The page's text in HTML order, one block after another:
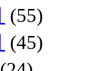
(55)
(45)